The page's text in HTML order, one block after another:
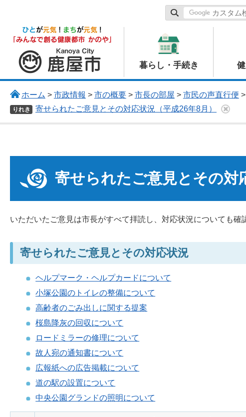
鹿屋市
暮らし・手続き
ホーム > 市政情報 > 市の概要> 市長の部屋 > 市民の声直行便
りれき 寄せられたご意見とその対応状況（平成26年8月）
寄せられたご意見とその対
いただいたご意見は市長がすべて拝読し、対応状況についても確
寄せられたご意見とその対応状況
ヘルプマーク・ヘルプカードについて
小塚公園のトイレの整備について
高齢者のごみ出しに関する提案
桜島降灰の回収について
ロードミラーの修理について
故人宛の通知書について
広報紙への広告掲載について
道の駅の設置について
中央公園グランドの照明について